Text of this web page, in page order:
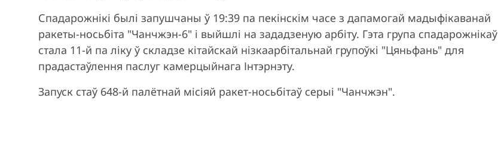
Спадарожнікі былі запушчаны ў 19:39 па пекінскім часе з дапамогай мадыфікаванай
ракеты-носьбіта "Чанчжэн-6" і выйшлі на зададзеную арбіту. Гэта група спадарожнікаў
стала 11-й па ліку ў складзе кітайскай нізкаарбітальнай групоўкі "Цяньфань" для
прадастаўлення паслуг камерцыйнага Інтэрнэту.
Запуск стаў 648-й палётнай місіяй ракет-носьбітаў серыі "Чанчжэн".